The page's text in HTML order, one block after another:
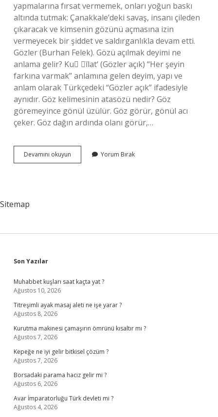
yapmalarına fırsat vermemek, onları yoğun baskı
altında tutmak: Çanakkale’deki savaş, insanı çileden
çıkaracak ve kimsenin gözünü açmasına izin
vermeyecek bir şiddet ve saldırganlıkla devam etti.
Gözler (Burhan Felek). Gözü açılmak deyimi ne
anlama gelir? Ku ĭlat‘ (Gözler açık) “Her şeyin
farkına varmak” anlamına gelen deyim, yapı ve
anlam olarak Türkçedeki “Gözler açık” ifadesiyle
aynıdır. Göz kelimesinin atasözü nedir? Göz
göremeyince gönül üzülür. Göz görür, gönül acı
çeker. Göz dağın ardında olanı görür,…
Devamını okuyun
Açtırmamak
Yorum Bırak
Sitemap
Sidebar
Son Yazılar
Muhabbet kuşları saat kaçta yat ?
Ağustos 10, 2026
Titreşimli ayak masaj aleti ne işe yarar ?
Ağustos 8, 2026
Kurutma makinesi çamaşırın ömrünü kısaltır mı ?
Ağustos 7, 2026
Kepeğe ne iyi gelir bitkisel çözüm ?
Ağustos 7, 2026
Borsadaki parama haciz gelir mi ?
Ağustos 6, 2026
Avar İmparatorluğu Türk devleti mi ?
Ağustos 4, 2026